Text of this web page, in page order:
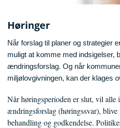
Høringer
Når forslag til planer og strategier
muligt at komme med indsigelser,
ændringsforslag. Og når
miljølovgivningen, kan der klages
Når høringsperioden er slut, vil alle
ændringsforslag (høringssvar),
behandling og godkendelse.